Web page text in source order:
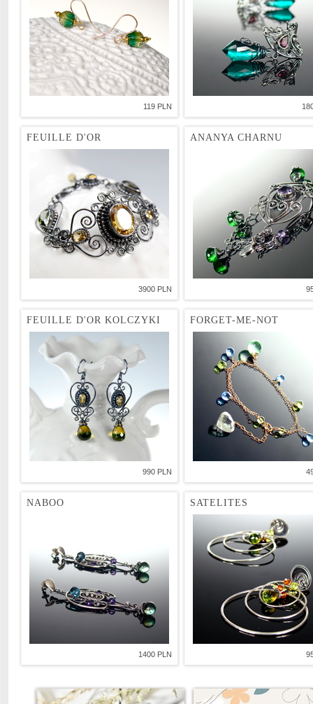
119 PLN
FEUILLE D'OR
3900 PLN
ANANYA CHARNU
FEUILLE D'OR KOLCZYKI
990 PLN
FORGET-ME-NOT
NABOO
1400 PLN
SATELITES